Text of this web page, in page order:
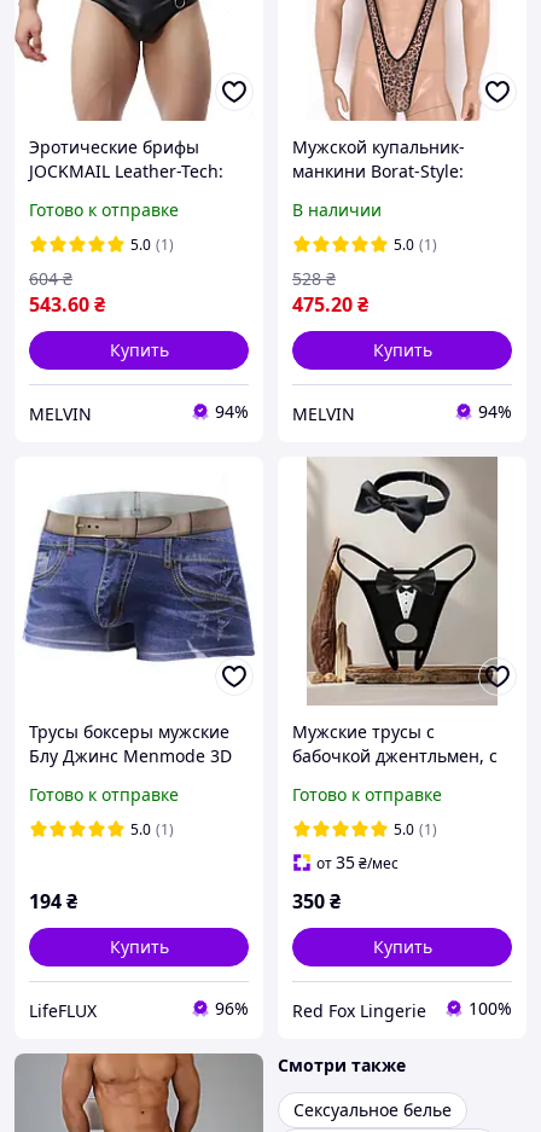
Эротические брифы
JOCKMAIL Leather-Tech:
кожи с металлическим
кольцом 18+ S-M, L, ХL,
XXL
Готово к отправке
5.0 (1)
543.60₴
604 ₴
Купить
MELVIN 94%
Мужской купальник-
манкини Borat-Style:
полной открытостью (One
Size), Салатовый
Леопардовый
В наличии
5.0 (1)
475.20₴
528 ₴
Купить
MELVIN 94%
Трусы боксеры мужские
Блу Джинс Menmode 3D
Готово к отправке
5.0 (1)
194₴
Купить
LifeFLUX 96%
Мужские трусы с
бабочкой джентльмен, с
трусики
Готово к отправке
5.0 (1)
от35₴/мес
350₴
Купить
Red Fox Lingerie 100%
Смотри также
Сексуальное белье